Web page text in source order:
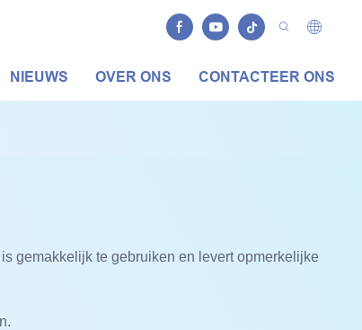
NIEUWS OVER ONS CONTACTEER ONS
gemakkelijk te gebruiken en levert opmerkelijke